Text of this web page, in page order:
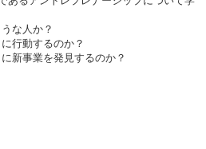
な人か？
行動するのか？
新事業を発見するのか？